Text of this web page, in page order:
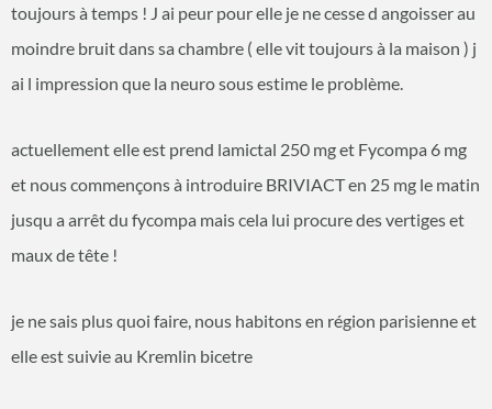
toujours à temps ! J ai peur pour elle je ne cesse d angoisser au
moindre bruit dans sa chambre ( elle vit toujours à la maison ) j
ai l impression que la neuro sous estime le problème.
actuellement elle est prend lamictal 250 mg et Fycompa 6 mg
et nous commençons à introduire BRIVIACT en 25 mg le matin
jusqu a arrêt du fycompa mais cela lui procure des vertiges et
maux de tête !
je ne sais plus quoi faire, nous habitons en région parisienne et
elle est suivie au Kremlin bicetre